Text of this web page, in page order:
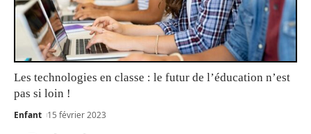
Les technologies en classe : le futur de l’éducation n’est
pas si loin !
Enfant 15 février 2023